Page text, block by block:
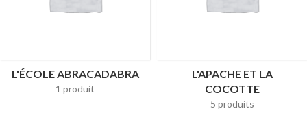
L'ÉCOLE ABRACADABRA
1 produit
L'APACHE ET LA
COCOTTE
5 produits